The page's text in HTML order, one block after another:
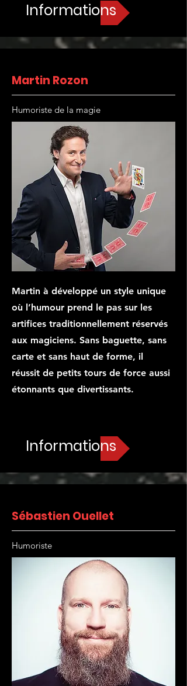
Informations
Martin Rozon
Humoriste de la magie
Martin à développé un style unique
où l’humour prend le pas sur les
artifices traditionnellement réservés
aux magiciens. Sans baguette, sans
carte et sans haut de forme, il
réussit de petits tours de force aussi
étonnants que divertissants.
Informations
Sébastien Ouellet
Humoriste